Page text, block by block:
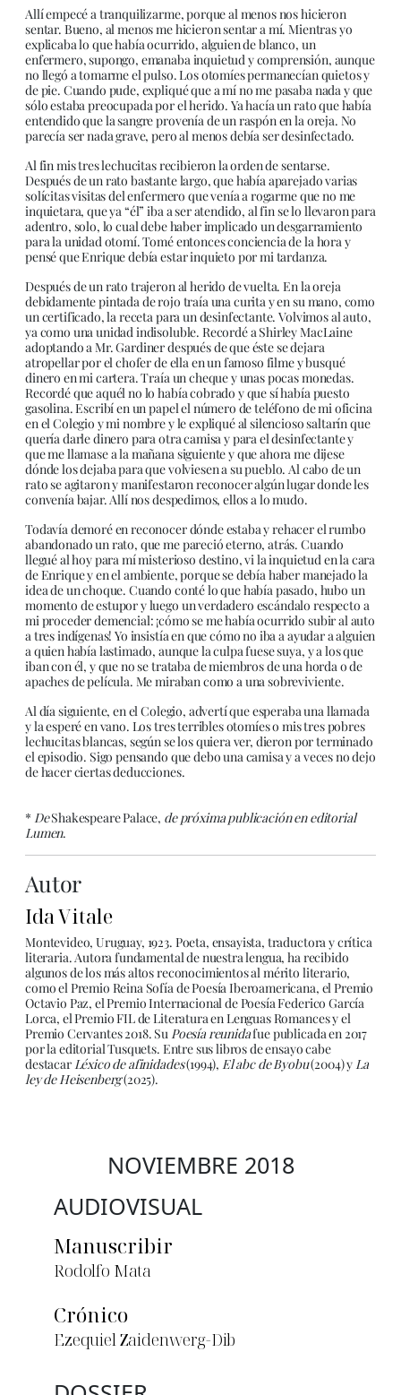
Allí empecé a tranquilizarme, porque al menos nos hicieron
sentar. Bueno, al menos me hicieron sentar a mí. Mientras yo
explicaba lo que había ocurrido, alguien de blanco, un
enfermero, supongo, emanaba inquietud y comprensión, aunque
no llegó a tomarme el pulso. Los otomíes permanecían quietos y
de pie. Cuando pude, expliqué que a mí no me pasaba nada y que
sólo estaba preocupada por el herido. Ya hacía un rato que había
entendido que la sangre provenía de un raspón en la oreja. No
parecía ser nada grave, pero al menos debía ser desinfectado.
Al fin mis tres lechucitas recibieron la orden de sentarse.
Después de un rato bastante largo, que había aparejado varias
solícitas visitas del enfermero que venía a rogarme que no me
inquietara, que ya “él” iba a ser atendido, al fin se lo llevaron para
adentro, solo, lo cual debe haber implicado un desgarramiento
para la unidad otomí. Tomé entonces conciencia de la hora y
pensé que Enrique debía estar inquieto por mi tardanza.
Después de un rato trajeron al herido de vuelta. En la oreja
debidamente pintada de rojo traía una curita y en su mano, como
un certificado, la receta para un desinfectante. Volvimos al auto,
ya como una unidad indisoluble. Recordé a Shirley MacLaine
adoptando a Mr. Gardiner después de que éste se dejara
atropellar por el chofer de ella en un famoso filme y busqué
dinero en mi cartera. Traía un cheque y unas pocas monedas.
Recordé que aquél no lo había cobrado y que sí había puesto
gasolina. Escribí en un papel el número de teléfono de mi oficina
en el Colegio y mi nombre y le expliqué al silencioso saltarín que
quería darle dinero para otra camisa y para el desinfectante y
que me llamase a la mañana siguiente y que ahora me dijese
dónde los dejaba para que volviesen a su pueblo. Al cabo de un
rato se agitaron y manifestaron reconocer algún lugar donde les
convenía bajar. Allí nos despedimos, ellos a lo mudo.
Todavía demoré en reconocer dónde estaba y rehacer el rumbo
abandonado un rato, que me pareció eterno, atrás. Cuando
llegué al hoy para mí misterioso destino, vi la inquietud en la cara
de Enrique y en el ambiente, porque se debía haber manejado la
idea de un choque. Cuando conté lo que había pasado, hubo un
momento de estupor y luego un verdadero escándalo respecto a
mi proceder demencial: ¡cómo se me había ocurrido subir al auto
a tres indígenas! Yo insistía en que cómo no iba a ayudar a alguien
a quien había lastimado, aunque la culpa fuese suya, y a los que
iban con él, y que no se trataba de miembros de una horda o de
apaches de película. Me miraban como a una sobreviviente.
Al día siguiente, en el Colegio, advertí que esperaba una llamada
y la esperé en vano. Los tres terribles otomíes o mis tres pobres
lechucitas blancas, según se los quiera ver, dieron por terminado
el episodio. Sigo pensando que debo una camisa y a veces no dejo
de hacer ciertas deducciones.
* DeShakespeare Palace, de próxima publicación en editorial
Lumen.
Autor
Ida Vitale
Montevideo, Uruguay, 1923. Poeta, ensayista, traductora y crítica
literaria. Autora fundamental de nuestra lengua, ha recibido
algunos de los más altos reconocimientos al mérito literario,
como el Premio Reina Sofía de Poesía Iberoamericana, el Premio
Octavio Paz, el Premio Internacional de Poesía Federico García
Lorca, el Premio FIL de Literatura en Lenguas Romances y el
Premio Cervantes 2018. SuPoesía reunidafue publicada en 2017
por la editorial Tusquets. Entre sus libros de ensayo cabe
destacarLéxico de afinidades(1994), El abc de Byobu(2004) yLa
ley de Heisenberg(2025).
NOVIEMBRE 2018
AUDIOVISUAL
Manuscribir
Rodolfo Mata
Crónico
Ezequiel Zaidenwerg-Dib